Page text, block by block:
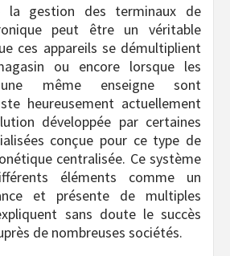
la gestion des terminaux de
peut être un véritable
ces appareils se démultiplient
ou encore lorsque les
même enseigne sont
heureusement actuellement
développée par certaines
conçue pour ce type de
centralisée. Ce système
éléments comme un
et présente de multiples
sans doute le succès
de nombreuses sociétés.